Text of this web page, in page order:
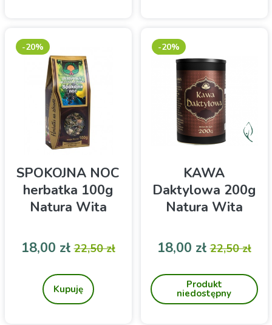
SPOKOJNA NOC
herbatka 100g
Natura Wita
owocowa
Cena
18,00 złCena podstawowa
22,50 zł
Kupuję
-20%
KAWA
Daktylowa 200g
Natura Wita
alternatywa dla tradycyjnej
kawy, ale również
wartościowy napój który
Cena
18,00 złCena
22,50 zł
Produkt
niedostępny
-20%